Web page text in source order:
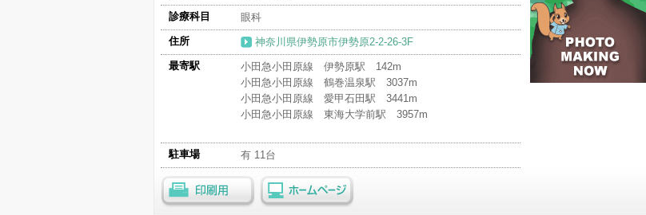
診療科目
眼科
住所
神奈川県伊勢原市伊勢原2-2-26-3F
最寄駅
小田急小田原線 伊勢原駅 142m
小田急小田原線 鶴巻温泉駅 3037m
小田急小田原線 愛甲石田駅 3441m
小田急小田原線 東海大学前駅 3957m
駐車場 有 11台